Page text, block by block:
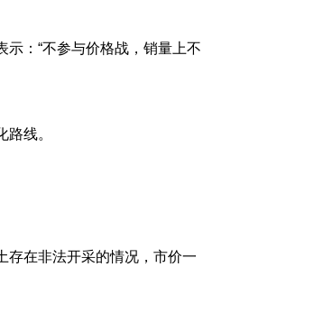
：“不参与价格战，销量上不
线。
在非法开采的情况，市价一